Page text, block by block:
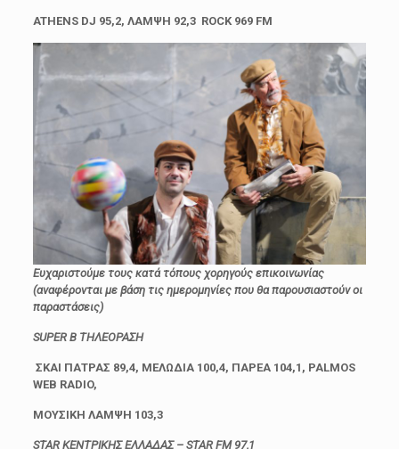
ATHENS DJ 95,2, ΛΑΜΨΗ 92,3 ROCK 969 FM
Ευχαριστούμε τους κατά τόπους χορηγούς επικοινωνίας
(αναφέρονται με βάση τις ημερομηνίες που θα παρουσιαστούν οι
παραστάσεις)
SUPER B ΤΗΛΕΟΡΑΣΗ
ΣΚΑΙ ΠΑΤΡΑΣ 89,4, ΜΕΛΩΔΙΑ 100,4, ΠΑΡΕΑ 104,1, PALMOS
WEB RADIO,
ΜΟΥΣΙΚΗ ΛΑΜΨΗ 103,3
STAR ΚΕΝΤΡΙΚΗΣ ΕΛΛΑΔΑΣ – STAR FM 97,1